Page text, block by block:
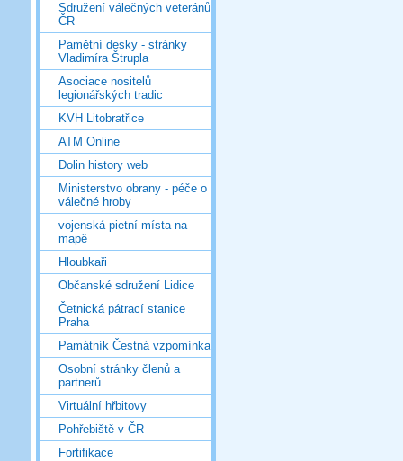
Sdružení válečných veteránů
ČR
Pamětní desky - stránky
Vladimíra Štrupla
Asociace nositelů
legionářských tradic
KVH Litobratřice
ATM Online
Dolin history web
Ministerstvo obrany - péče o
válečné hroby
vojenská pietní místa na
mapě
Hloubkaři
Občanské sdružení Lidice
Četnická pátrací stanice
Praha
Památník Čestná vzpomínka
Osobní stránky členů a
partnerů
Virtuální hřbitovy
Pohřebiště v ČR
Fortifikace